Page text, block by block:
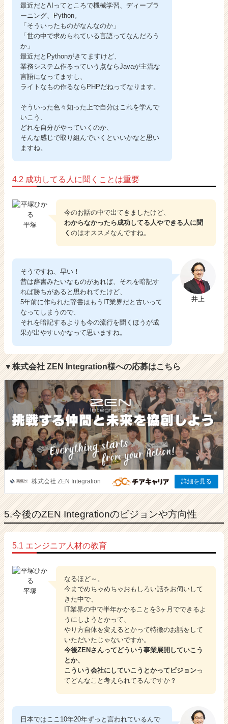
最近だとAIってところで機械学習、ディープラ
ーニング、Python。
「そういったものがなんなのか」
「世の中で求められている言語ってなんだろう
か」
最近だとPythonがきてますけど、
業務システム作るっていう点ならJavaが主流な
言語になってますし、
ライトなもの作るならPHPだねってなります。
そういった色々知った上で自分はこれを学んで
いこう、
どれを自分がやっていくのか、
そんな感じで取り組んでいくといいかなと思い
ますね。
4.2 成功してる人に聞くことは重要
平塚
今のお話の中で出てきましたけど、
わからなかったら成功してる人やできる人に聞
くのはオススメなんですね。
井上
そうですね、早い！
昔は辞書みたいなものがあれば、それを暗記す
れば勝ちがあると思われてたけど、
5年前に作られた辞書はもうIT業界だと古いって
なってしまうので、
それを暗記するよりも今の流行を聞くほうが成
果が出やすいかなって思いますね。
▼株式会社 ZEN Integration様への応募はこちら
5.今後のZEN Integrationのビジョンや方向性
5.1 エンジニア人材の教育
平塚
なるほど～。
今までめちゃめちゃおもしろい話をお伺いして
きた中で、
IT業界の中で半年かかることを3ヶ月でできるよ
うにしようとかって、
やり方自体を変えるとかって特徴のお話をして
いただいたじゃないですか。
今後ZENさんってどういう事業展開していこう
とか、
こういう会社にしていこうとかってビジョンっ
てどんなこと考えられてるんですか？
日本ではここ10年20年ずっと言われているんで